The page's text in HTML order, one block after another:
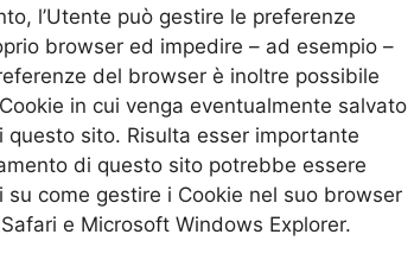
l’Utente può gestire le preferenze
browser ed impedire – ad esempio –
del browser è inoltre possibile
in cui venga eventualmente salvato
questo sito. Risulta esser importante
di questo sito potrebbe essere
su come gestire i Cookie nel suo browser
e Microsoft Windows Explorer.